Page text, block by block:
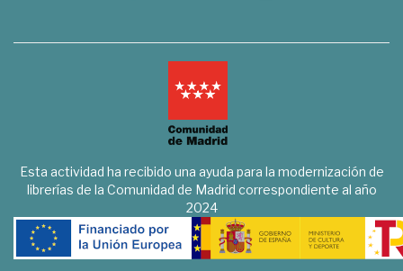
Esta actividad ha recibido una ayuda para la modernización de
librerías de la Comunidad de Madrid correspondiente al año
2024